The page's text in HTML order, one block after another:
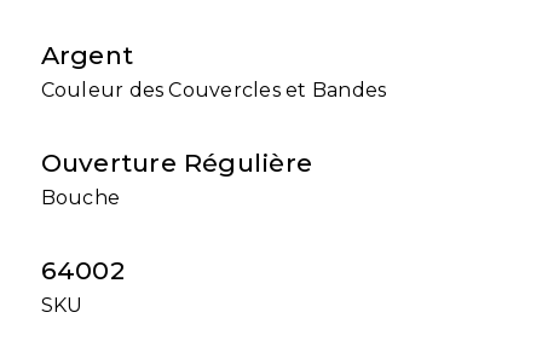
Argent
Couleur des Couvercles et Bandes
Ouverture Régulière
Bouche
64002
SKU